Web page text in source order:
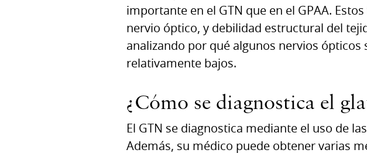
importante en el GTN que en el GPAA.
nervio óptico, y debilidad estructural del
analizando por qué algunos nervios
relativamente bajos.
¿Cómo se diagnostica el
El GTN se diagnostica mediante el uso de
Además, su médico puede obtener varias